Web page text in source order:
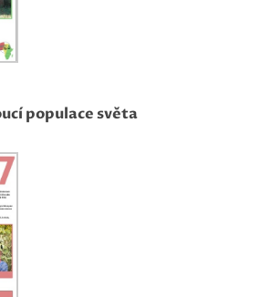
populace světa